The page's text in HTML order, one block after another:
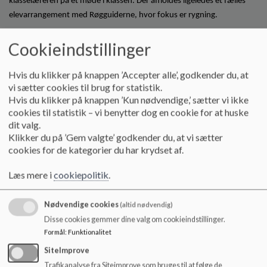
elevarrangement med Røgguiderne, hvor fokus er rygning.
Søndermarkskolen
7. årgang
Forældreaftalen diskuteres og revideres på et forældremøde.
Eleverne orienteres om forældreaftalen af en forælder eller
klasselæren på et møde i klassen. Desuden afholdes der et
alkohol.
Inspiration til undervisningen kan fås via SSP medarbejderen på
Søndermarkskolen
Cookieindstillinger
Hvis du klikker på knappen ’Accepter alle’, godkender du, at
vi sætter cookies til brug for statistik.
Hvis du klikker på knappen ’Kun nødvendige,’ sætter vi ikke
cookies til statistik – vi benytter dog en cookie for at huske
dit valg.
Klikker du på ’Gem valgte’ godkender du, at vi sætter
cookies for de kategorier du har krydset af.
Læs mere icookiepolitik.
Nødvendige cookies(altid nødvendig)
Disse cookies gemmer dine valg om cookieindstillinger.
Formål: Funktionalitet
SiteImprove